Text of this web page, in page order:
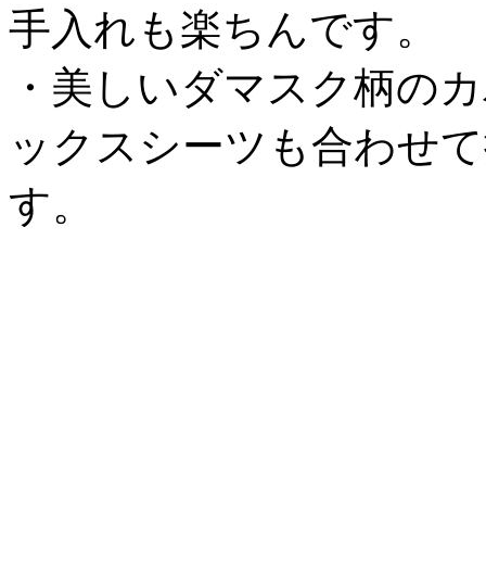
手入れも楽ちんです。
・美しいダマスク柄の
ックスシーツも合わせ
す。